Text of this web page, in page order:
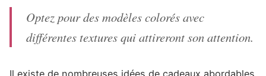
Optez pour des modèles colorés avec
différentes textures qui attireront son attention.